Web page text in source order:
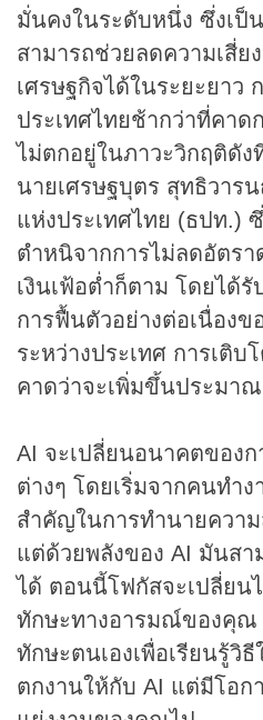
มั่นคงในระดับหนึ่ง ซึ่งเป็
สามารถช่วยลดความเสี่ย
เศรษฐกิจได้ในระยะยาว
ประเทศไทยช้ากว่าที่คาด
ไม่ตกอยู่ในภาวะวิกฤติดัง
นายเศรษฐบุตร สุทธิวาร
แห่งประเทศไทย (ธปท.)
ตำหนิจากการไม่ลดอัตรา
เงินเฟ้อต่ำก็ตาม โดยได้
การฟื้นตัวอย่างต่อเนื่องข
ระหว่างประเทศ การเติบ
คาดว่าจะเพิ่มขึ้นประมา
AI จะเปลี่ยนอนาคตของ
ต่างๆ โดยเริ่มจากคนทำ
สำคัญในการทำนายความ
แต่ด้วยพลังของ AI มันส
ได้ ตอนนี้โฟกัสจะเปลี่ยน
ทักษะทางอารมณ์ของคุณ
ทักษะตนเองเพื่อเรียนรู้วิ
ตกงานให้กับ AI แต่มีโอก